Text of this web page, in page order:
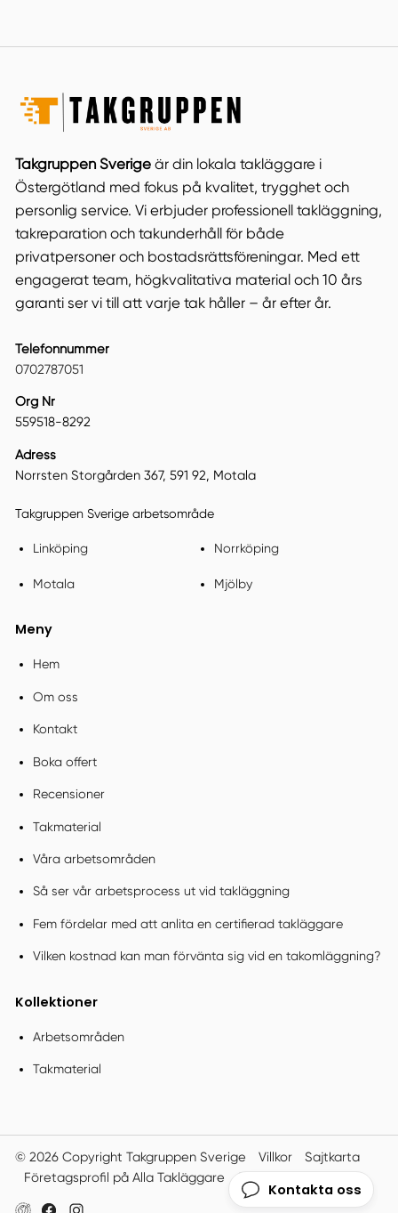
Takgruppen Sverigeär din lokala takläggare i
Östergötland med fokus på kvalitet, trygghet och
personlig service. Vi erbjuder professionell takläggning,
takreparation och takunderhåll för både
privatpersoner och bostadsrättsföreningar. Med ett
engagerat team, högkvalitativa material och 10 års
garanti ser vi till att varje tak håller – år efter år.
Telefonnummer
0702787051
Org Nr
559518-8292
Adress
Norrsten Storgården 367, 591 92, Motala
Takgruppen Sverige arbetsområde
Linköping Norrköping
Motala Mjölby
Meny
Hem
Om oss
Kontakt
Boka offert
Recensioner
Takmaterial
Våra arbetsområden
Så ser vår arbetsprocess ut vid takläggning
Fem fördelar med att anlita en certifierad takläggare
Vilken kostnad kan man förvänta sig vid en takomläggning?
Kollektioner
Arbetsområden
Takmaterial
© 2026 Copyright Takgruppen Sverige Villkor
Sajtkarta
Företagsprofil på Alla Takläggare
Smartproduktion
Kontakta oss